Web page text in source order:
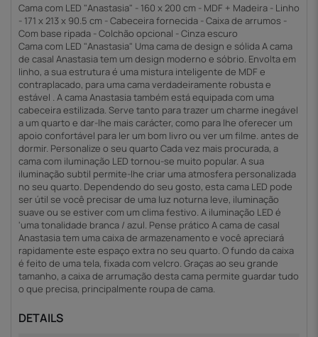
Cama com LED "Anastasia" - 160 x 200 cm - MDF + Madeira - Linho
- 171 x 213 x 90.5 cm - Cabeceira fornecida - Caixa de arrumos -
Com base ripada - Colchão opcional - Cinza escuro
Cama com LED "Anastasia" Uma cama de design e sólida A cama
de casal Anastasia tem um design moderno e sóbrio. Envolta em
linho, a sua estrutura é uma mistura inteligente de MDF e
contraplacado, para uma cama verdadeiramente robusta e
estável . A cama Anastasia também está equipada com uma
cabeceira estilizada. Serve tanto para trazer um charme inegável
a um quarto e dar-lhe mais carácter, como para lhe oferecer um
apoio confortável para ler um bom livro ou ver um filme. antes de
dormir. Personalize o seu quarto Cada vez mais procurada, a
cama com iluminação LED tornou-se muito popular. A sua
iluminação subtil permite-lhe criar uma atmosfera personalizada
no seu quarto. Dependendo do seu gosto, esta cama LED pode
ser útil se você precisar de uma luz noturna leve, iluminação
suave ou se estiver com um clima festivo. A iluminação LED é
'uma tonalidade branca / azul. Pense prático A cama de casal
Anastasia tem uma caixa de armazenamento e você apreciará
rapidamente este espaço extra no seu quarto. O fundo da caixa
é feito de uma tela, fixada com velcro. Graças ao seu grande
tamanho, a caixa de arrumação desta cama permite guardar tudo
o que precisa, principalmente roupa de cama.
DETAILS